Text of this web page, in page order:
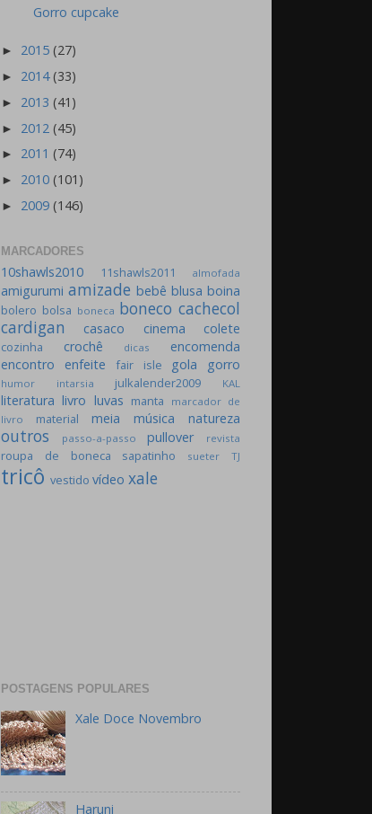
Gorro cupcake
► 2015 (27)
► 2014 (33)
► 2013 (41)
► 2012 (45)
► 2011 (74)
► 2010 (101)
► 2009 (146)
MARCADORES
10shawls2010 11shawls2011 almofada
amigurumi amizade bebê blusa boina
bolero bolsa boneca boneco cachecol
cardigan
casaco cinema colete
cozinha crochê dicas
encomenda
encontro
enfeite fair isle gola gorro
humor intarsia julkalender2009 KAL
literatura livro luvas manta
marcador de
livro
material meia música natureza
outros passo-a-passo pullover revista
roupa de boneca sapatinho sueter TJ
tricô vestido vídeo xale
POSTAGENS POPULARES
Xale Doce Novembro
Haruni